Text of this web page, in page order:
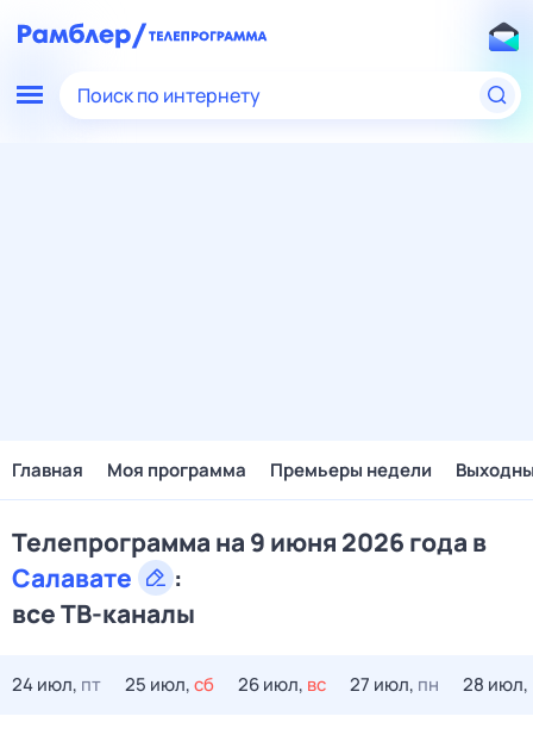
Поиск по интернету
Главная Моя программа Премьеры недели
Телепрограмма на 9 июня 2026 года в
Салавате
:
все ТВ-каналы
24 июл, пт 25 июл,сб 26 июл, вс 27 июл, пн 28 июл,